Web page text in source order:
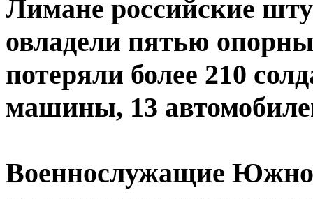
Лимане российские
овладели пятью
потеряли более 210
машины, 13
Военнослужащие